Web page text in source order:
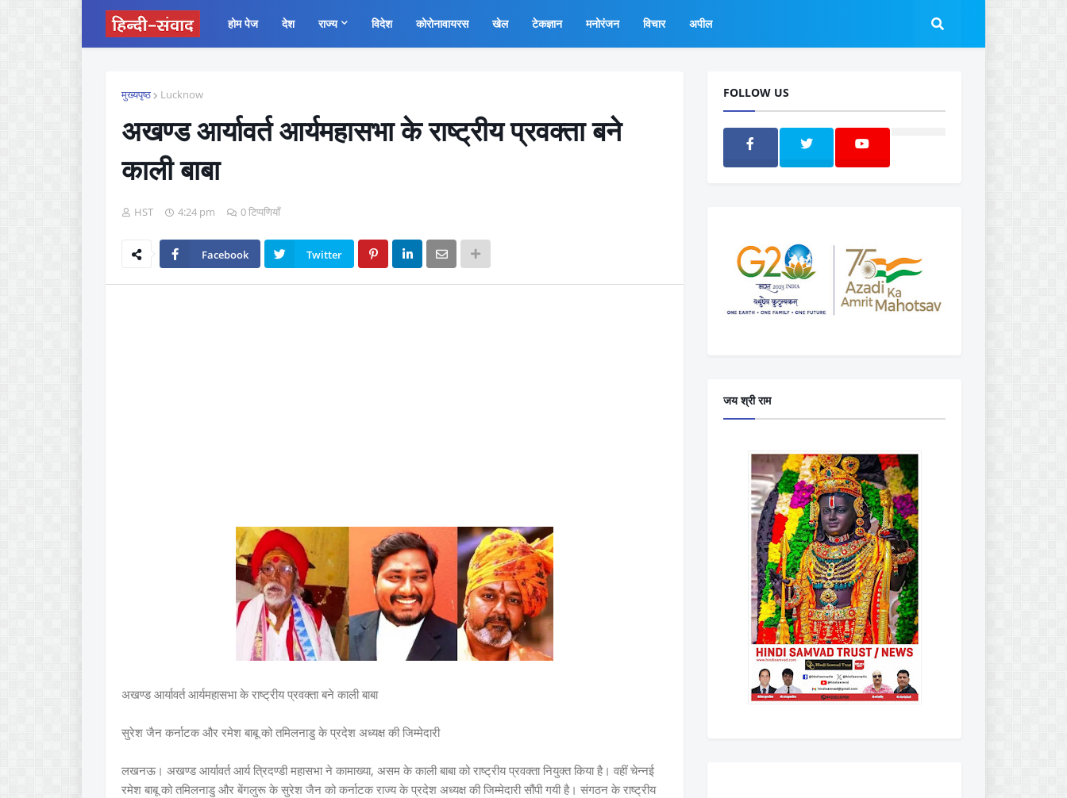
होम पेज देश राज्य विदेश कोरोनावायरस खेल टेकज्ञान मनोरंजन विचार अपील
मुख्यपृष्ठ Lucknow
अखण्ड आर्यावर्त आर्यमहासभा के राष्ट्रीय प्रवक्ता बने
काली बाबा
HST 4:24 pm 0 टिप्पणियाँ
Facebook Twitter
अखण्ड आर्यावर्त आर्यमहासभा के राष्ट्रीय प्रवक्ता बने काली बाबा
सुरेश जैन कर्नाटक और रमेश बाबू को तमिलनाडु के प्रदेश अध्यक्ष की जिम्मेदारी
लखनऊ। अखण्ड आर्यावर्त आर्य त्रिदण्डी महासभा ने कामाख्या, असम के काली बाबा को राष्ट्रीय प्रवक्ता नियुक्त किया है। वहीं चेन्नई
रमेश बाबू को तमिलनाडु और बेंगलुरू के सुरेश जैन को कर्नाटक राज्य के प्रदेश अध्यक्ष की जिम्मेदारी सौंपी गयी है। संगठन के राष्ट्रीय
FOLLOW US
जय श्री राम